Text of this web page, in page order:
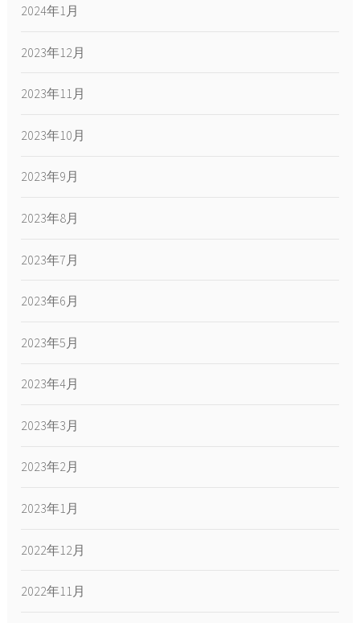
2024年1月
2023年12月
2023年11月
2023年10月
2023年9月
2023年8月
2023年7月
2023年6月
2023年5月
2023年4月
2023年3月
2023年2月
2023年1月
2022年12月
2022年11月